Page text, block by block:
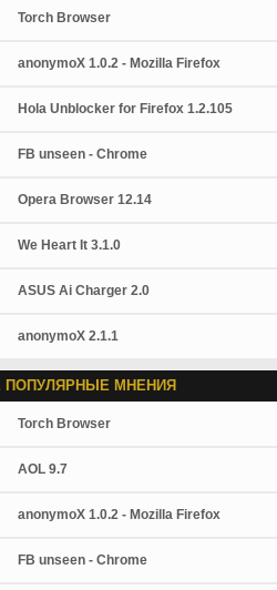
Torch Browser
anonymoX 1.0.2 - Mozilla Firefox
Hola Unblocker for Firefox 1.2.105
FB unseen - Chrome
Opera Browser 12.14
We Heart It 3.1.0
ASUS Ai Charger 2.0
anonymoX 2.1.1
МНЕНИЯ
Torch Browser
AOL 9.7
anonymoX 1.0.2 - Mozilla Firefox
FB unseen - Chrome